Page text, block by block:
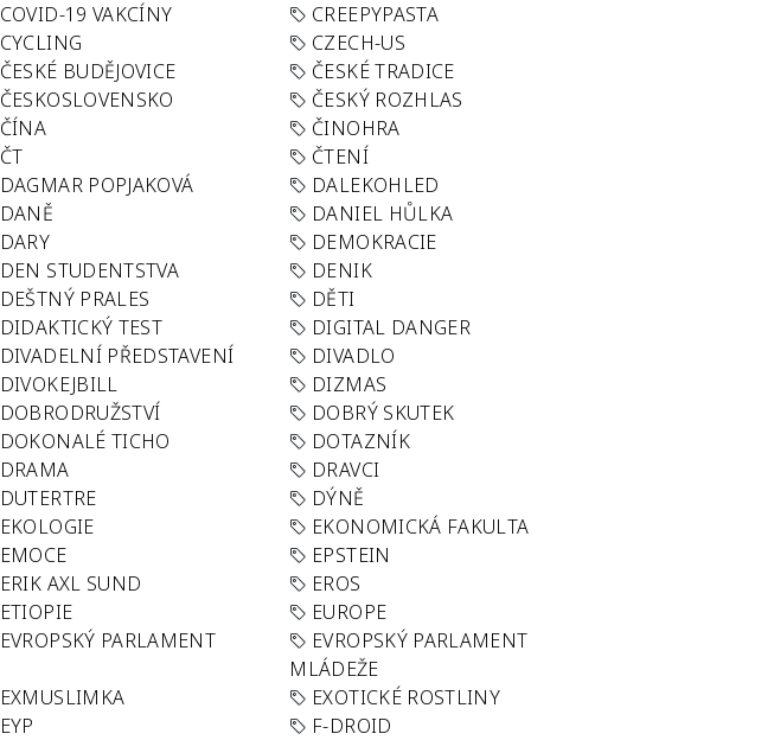
COVID-19 VAKCÍNY
CREEPYPASTA
CYCLING
CZECH-US
ČESKÉ BUDĚJOVICE
ČESKÉ TRADICE
ČESKOSLOVENSKO
ČESKÝ ROZHLAS
ČÍNA
ČINOHRA
ČT
ČTENÍ
DAGMAR POPJAKOVÁ
DALEKOHLED
DANĚ
DANIEL HŮLKA
DARY
DEMOKRACIE
DEN STUDENTSTVA
DENIK
DEŠTNÝ PRALES
DĚTI
DIDAKTICKÝ TEST
DIGITAL DANGER
DIVADELNÍ PŘEDSTAVENÍ
DIVADLO
DIVOKEJBILL
DIZMAS
DOBRODRUŽSTVÍ
DOBRÝ SKUTEK
DOKONALÉ TICHO
DOTAZNÍK
DRAMA
DRAVCI
DUTERTRE
DÝNĚ
EKOLOGIE
EKONOMICKÁ FAKULTA
EMOCE
EPSTEIN
ERIK AXL SUND
EROS
ETIOPIE
EUROPE
EVROPSKÝ PARLAMENT
EVROPSKÝ PARLAMENT
MLÁDEŽE
EXMUSLIMKA
EXOTICKÉ ROSTLINY
EYP
F-DROID